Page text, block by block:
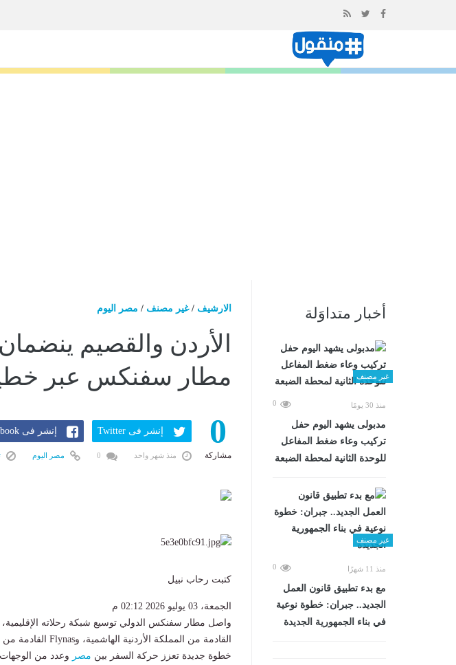
المحتوى
أخبار متداوَلة
غير مصنف
منذ 30 يومًا 0
مدبولى يشهد اليوم حفل
تركيب وعاء ضغط المفاعل
للوحدة الثانية لمحطة الضبعة
غير مصنف
منذ 11 شهرًا 0
مع بدء تطبيق قانون العمل
الجديد.. جبران: خطوة نوعية
في بناء الجمهورية الجديدة
الارشيف /غير مصنف / مصر اليوم
الأردن والقصيم
مطار سفنكس عبر
0
مشاركة
إنشر فى Twitter إنشر فى Facebook
منذ شهر واحد مصر اليوم
كتبت رحاب نبيل
الجمعة، 03 يوليو 2026 02:12 م
القادمة من المملكة الأردنية الهاشمية، وFlynas القادمة من مدينة القصيم بالمملكة العربية
خطوة جديدة تعزز حركة السفر بين مصر
وعدد من